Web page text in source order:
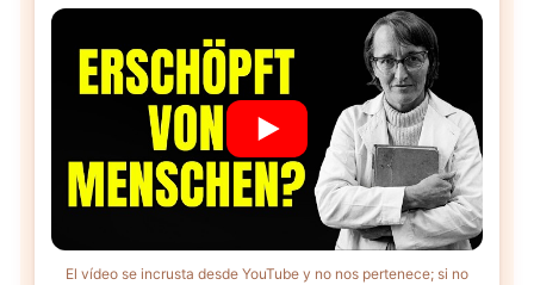
El vídeo se incrusta desde YouTube y no nos pertenece; si no